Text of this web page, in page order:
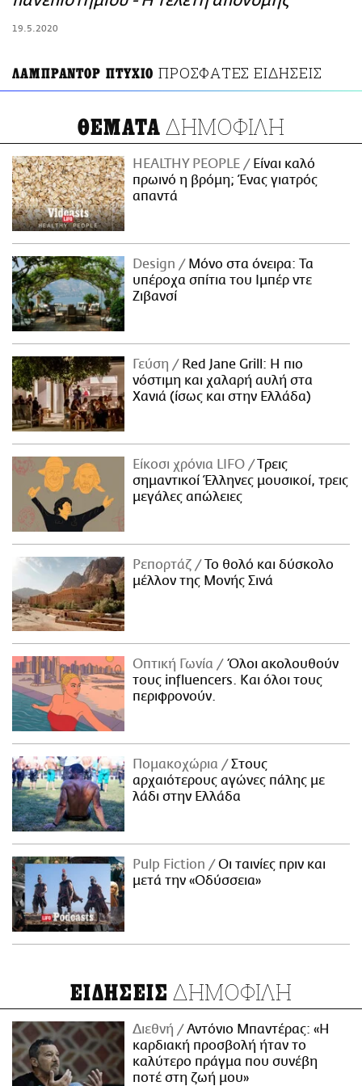
19.5.2020
ΛΑΜΠΡΑΝΤΟΡ ΠΤΥΧΙΟ ΠΡΟΣΦΑΤΕΣ ΕΙΔΗΣΕΙΣ
ΘΕΜΑΤΑ ΔΗΜΟΦΙΛΗ
HEALTHY PEOPLE
Είναι καλό
πρωινό η βρόμη; Ένας γιατρός
απαντά
Design
Μόνο στα όνειρα: Τα
υπέροχα σπίτια του Ιμπέρ ντε
Ζιβανσί
Γεύση
Red Jane Grill: Η πιο
νόστιμη και χαλαρή αυλή στα
Χανιά (ίσως και στην Ελλάδα)
Είκοσι χρόνια LIFO
Tρεις
σημαντικοί Έλληνες μουσικοί, τρεις
μεγάλες απώλειες
Ρεπορτάζ
Το θολό και δύσκολο
μέλλον της Μονής Σινά
Οπτική Γωνία
Όλοι ακολουθούν
τους influencers. Και όλοι τους
περιφρονούν.
Πομακοχώρια
Στους
αρχαιότερους αγώνες πάλης με
λάδι στην Ελλάδα
Pulp Fiction
Οι ταινίες πριν και
μετά την «Οδύσσεια»
ΕΙΔΗΣΕΙΣ ΔΗΜΟΦΙΛΗ
Διεθνή
Αντόνιο Μπαντέρας: «Η
καρδιακή προσβολή ήταν το
καλύτερο πράγμα που συνέβη
ποτέ στη ζωή μου»